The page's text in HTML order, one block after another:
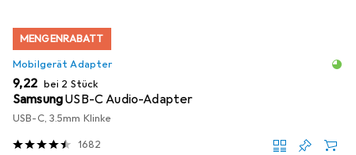
MENGENRABATT
Mobilgerät Adapter
EUR
9,22 bei 2 Stück
SamsungUSB-C Audio-Adapter
USB-C, 3.5mm Klinke
1682